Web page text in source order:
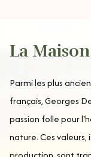
La
Parmi les plus
français, Georges
passion folle pour
nature. Ces valeurs,